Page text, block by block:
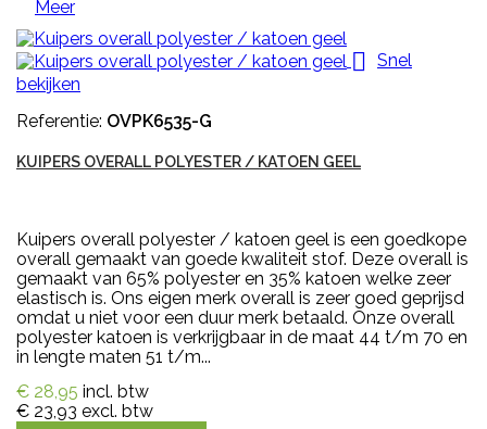
Meer

Snel
bekijken
Referentie: OVPK6535-G
KUIPERS OVERALL POLYESTER / KATOEN GEEL
Kuipers overall polyester / katoen geel is een goedkope
overall gemaakt van goede kwaliteit stof. Deze overall is
gemaakt van 65% polyester en 35% katoen welke zeer
elastisch is. Ons eigen merk overall is zeer goed geprijsd
omdat u niet voor een duur merk betaald. Onze overall
polyester katoen is verkrijgbaar in de maat 44 t/m 70 en
in lengte maten 51 t/m...
€ 28,95 incl. btw
€ 23,93 excl. btw